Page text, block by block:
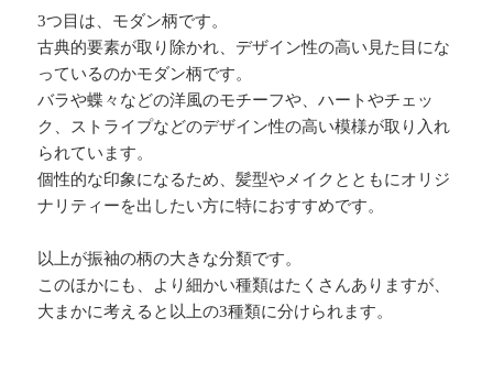
3つ目は、モダン柄です。
古典的要素が取り除かれ、デザイン性の高い見た目にな
っているのかモダン柄です。
バラや蝶々などの洋風のモチーフや、ハートやチェッ
ク、ストライプなどのデザイン性の高い模様が取り入れ
られています。
個性的な印象になるため、髪型やメイクとともにオリジ
ナリティーを出したい方に特におすすめです。
以上が振袖の柄の大きな分類です。
このほかにも、より細かい種類はたくさんありますが、
大まかに考えると以上の3種類に分けられます。